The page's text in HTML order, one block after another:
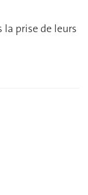
prise de leurs